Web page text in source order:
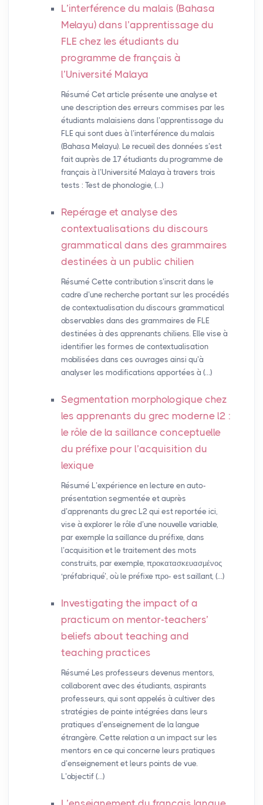
L’interférence du malais (Bahasa
Melayu) dans l’apprentissage du
FLE chez les étudiants du
programme de français à
l’Université Malaya
Résumé Cet article présente une analyse et
une description des erreurs commises par les
étudiants malaisiens dans l’apprentissage du
FLE qui sont dues à l’interférence du malais
(Bahasa Melayu). Le recueil des données s’est
fait auprès de 17 étudiants du programme de
français à l’Université Malaya à travers trois
tests : Test de phonologie, (…)
Repérage et analyse des
contextualisations du discours
grammatical dans des grammaires
destinées à un public chilien
Résumé Cette contribution s’inscrit dans le
cadre d’une recherche portant sur les procédés
de contextualisation du discours grammatical
observables dans des grammaires de FLE
destinées à des apprenants chiliens. Elle vise à
identifier les formes de contextualisation
mobilisées dans ces ouvrages ainsi qu’à
analyser les modifications apportées à (…)
Segmentation morphologique chez
les apprenants du grec moderne l2 :
le rôle de la saillance conceptuelle
du préfixe pour l’acquisition du
lexique
Résumé L’expérience en lecture en auto-
présentation segmentée et auprès
d’apprenants du grec L2 qui est reportée ici,
vise à explorer le rôle d’une nouvelle variable,
par exemple la saillance du préfixe, dans
l’acquisition et le traitement des mots
construits, par exemple, προκατασκευασμένος
‘préfabriqué’, où le préfixe προ- est saillant, (…)
Investigating the impact of a
practicum on mentor-teachers’
beliefs about teaching and
teaching practices
Résumé Les professeurs devenus mentors,
collaborent avec des étudiants, aspirants
professeurs, qui sont appelés à cultiver des
stratégies de pointe intégrées dans leurs
pratiques d’enseignement de la langue
étrangère. Cette relation a un impact sur les
mentors en ce qui concerne leurs pratiques
d’enseignement et leurs points de vue.
L’objectif (…)